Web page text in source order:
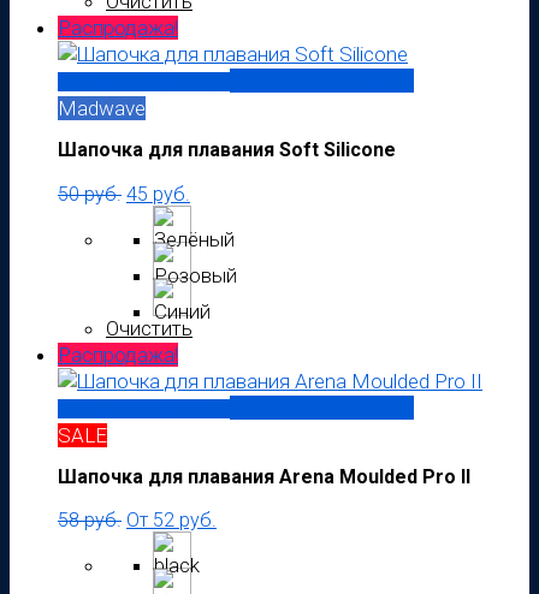
Распродажа!
Madwave
Шапочка для плавания Soft Silicone
50руб. 45 руб.
Очистить
Распродажа!
SALE
Шапочка для плавания Arena Moulded Pro II
58руб. От 52 руб.